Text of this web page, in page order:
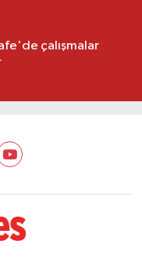
çalışmalar